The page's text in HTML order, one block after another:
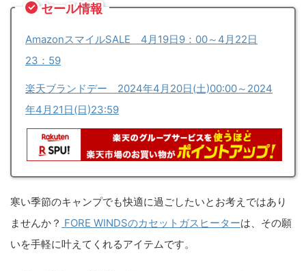
セール情報
AmazonスマイルSALE 4月19日9：00～4月22日
23：59
楽天ブランドデー 2024年4月20日(土)00:00～2024
年4月21日(日)23:59
寒い季節のキャンプでも快適に過ごしたいとお考えではあり
ませんか？ FORE WINDSのカセットガスヒーターは、その願
いを手軽に叶えてくれるアイテムです。